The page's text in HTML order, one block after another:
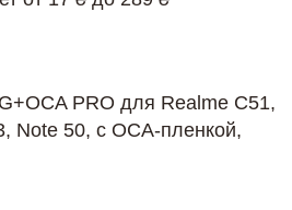
PRO для Realme C51,
Note 50, с ОСА-пленкой,